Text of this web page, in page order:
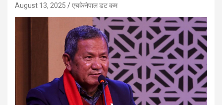
August 13, 2025 एचकेनेपाल डट कम